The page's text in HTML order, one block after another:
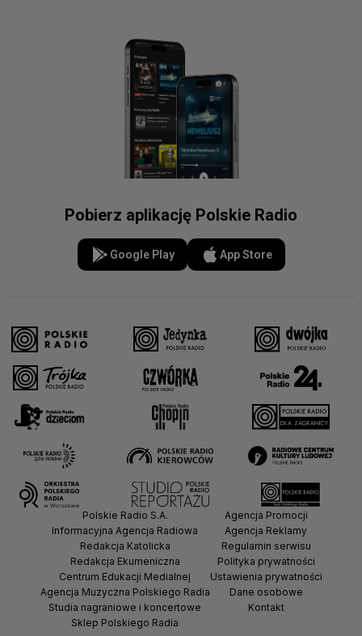
Pobierz aplikację Polskie Radio
Google Play App Store
Polskie Radio S.A.
Informacyjna Agencja Radiowa
Redakcja Katolicka
Redakcja Ekumeniczna
Centrum Edukacji Medialnej
Agencja Muzyczna Polskiego Radia
Studia nagraniowe i koncertowe
Sklep Polskiego Radia
Agencja Promocji
Agencja Reklamy
Regulamin serwisu
Polityka prywatności
Ustawienia prywatności
Dane osobowe
Kontakt